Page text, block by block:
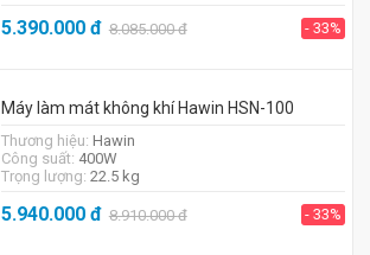
5.390.000đ 8.085.000đ - 33%
Máy làm mát không khí Hawin HSN-100
Thương hiệu: Hawin
Công suất: 400W
Trọng lượng: 22.5 kg
5.940.000đ 8.910.000đ - 33%